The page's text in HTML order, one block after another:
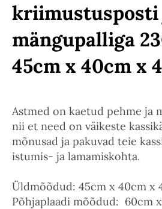
kriimustusposti
mängupalliga
45cm x 40cm x
Astmed on kaetud pehme ja
nii et need on väikeste
mõnusad ja pakuvad teie
istumis- ja lamamiskohta.
Üldmõõdud: 45cm x 40cm x
Põhjaplaadi mõõdud: 60cm